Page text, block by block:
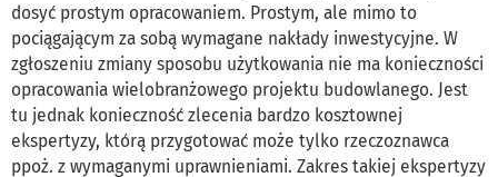
dosyć prostym opracowaniem. Prostym, ale mimo to
pociągającym za sobą wymagane nakłady inwestycyjne. W
zgłoszeniu zmiany sposobu użytkowania nie ma konieczności
opracowania wielobranżowego projektu budowlanego. Jest
tu jednak konieczność zlecenia bardzo kosztownej
ekspertyzy, którą przygotować może tylko rzeczoznawca
ppoż. z wymaganymi uprawnieniami. Zakres takiej ekspertyzy